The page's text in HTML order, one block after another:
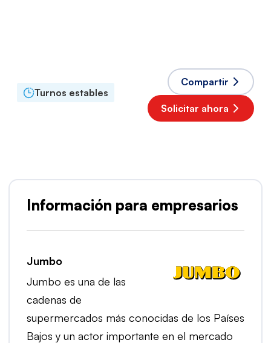
Turnos estables
Compartir
Solicitar ahora
Información para empresarios
Jumbo
Jumbo es una de las
cadenas de
supermercados más conocidas de los Países
Bajos y un actor importante en el mercado